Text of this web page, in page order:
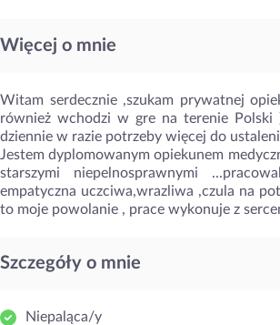
Więcej o mnie
Witam serdecznie ,szukam prywatnej
również wchodzi w gre na terenie
dziennie w razie potrzeby więcej do
Jestem dyplomowanym opiekunem
starszymi niepelnosprawnymi
empatyczna uczciwa,wrazliwa ,czula na
to moje powolanie , prace wykonuje z
Szczegóły o mnie
Niepaląca/y